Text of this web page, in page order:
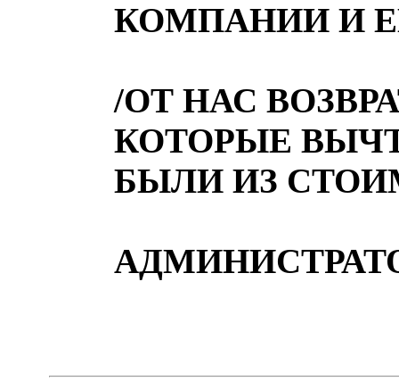
КОМПАНИИ И
/ОТ НАС
КОТОРЫЕ
БЫЛИ ИЗ